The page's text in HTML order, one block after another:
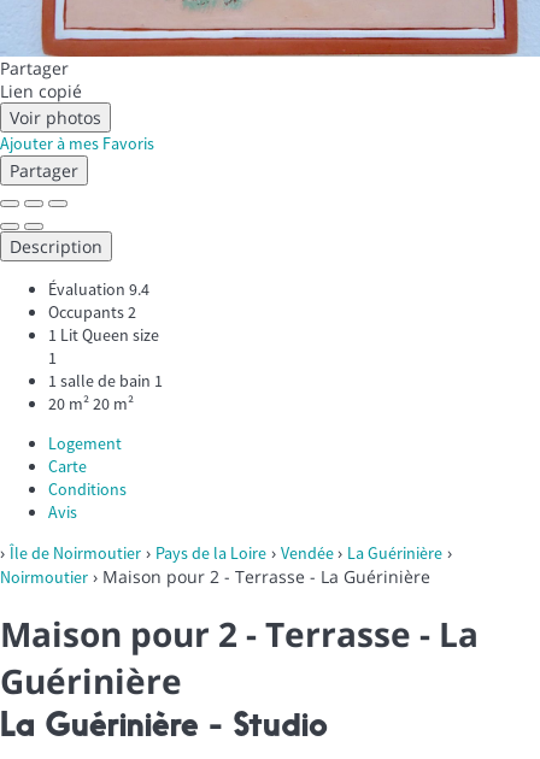
Partager
Lien copié
Voir photos
Ajouter à mes Favoris
Partager
Description
Évaluation 9.4
Occupants2
1 Lit Queen size
1
1 salle de bain 1
20 m²20 m²
Logement
Carte
Conditions
Avis
› Île de Noirmoutier › Pays de la Loire › Vendée› La Guérinière ›
Noirmoutier › Maison pour 2 - Terrasse - La Guérinière
Maison pour 2 - Terrasse - La
Guérinière
La Guérinière - Studio